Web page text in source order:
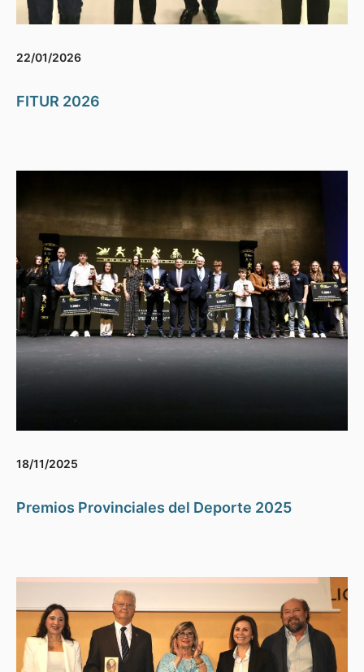
22/01/2026
FITUR 2026
18/11/2025
Premios Provinciales del Deporte 2025